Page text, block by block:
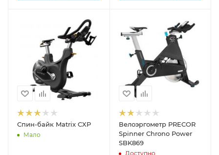
Спин-байк Matrix CXP
Мало
Велоэргометр PRECOR
Spinner Chrono Power
SBK869
Доступно